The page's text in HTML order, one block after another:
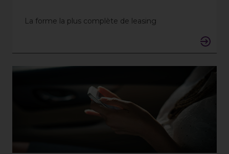
La forme la plus complète de leasing